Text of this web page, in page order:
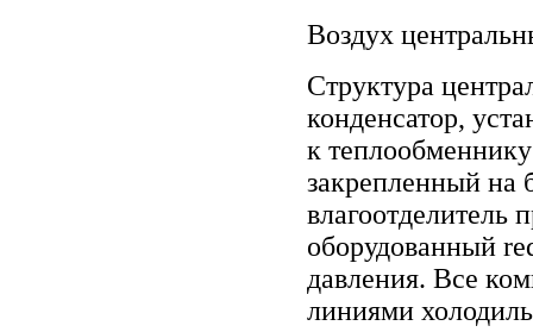
Воздух
Структура
конденсатор,
к
закрепленный на
влагоотделитель
оборудованный
давления. Все
линиями